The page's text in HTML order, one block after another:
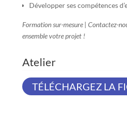
Développer ses compétences
Formation sur-mesure | Contactez-
ensemble votre projet !
TÉLÉCHARGEZ LA